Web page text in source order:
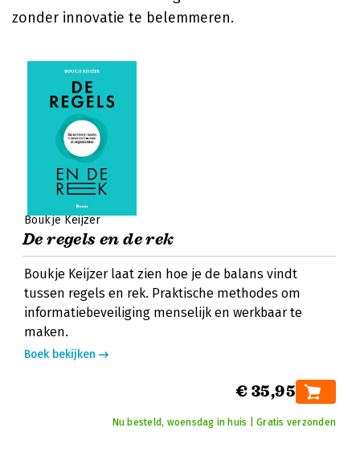
zonder innovatie te belemmeren.
Boukje Keijzer
De regels en de rek
Boukje Keijzer laat zien hoe je de balans vindt
tussen regels en rek. Praktische methodes om
informatiebeveiliging menselijk en werkbaar te
maken.
Boek bekijken
€ 35,95
Nu besteld, woensdag in huis | Gratis verzonden